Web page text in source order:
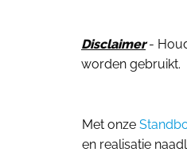
Disclaimer-
worden gebruikt.
Met onze
en realisatie